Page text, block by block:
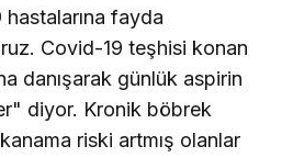
fayda
Covid-19 teşhisi konan
danışarak günlük aspirin
diyor. Kronik böbrek
riski artmış olanlar